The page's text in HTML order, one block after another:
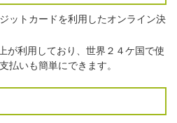
ットカードを利用したオンライン決
が利用しており、世界２４ケ国で使
払いも簡単にできます。